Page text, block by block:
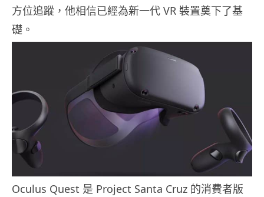
方位追蹤，他相信已經為新一代 VR 裝置奠下了基
礎。
Oculus Quest 是 Project Santa Cruz 的消費者版